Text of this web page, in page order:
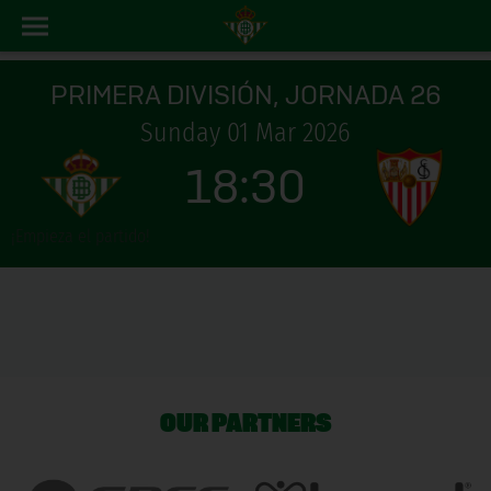
PRIMERA DIVISIÓN, JORNADA 26
Sunday 01 Mar 2026
18:30
OUR PARTNERS